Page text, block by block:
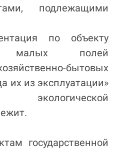
подлежащими
по объекту
малых полей
бытовых
их из эксплуатации»
экологической
государственной